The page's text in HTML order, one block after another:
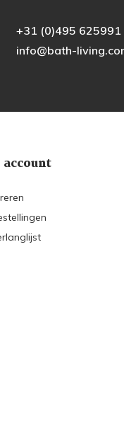
+31 (0)495 625991
info@bath-